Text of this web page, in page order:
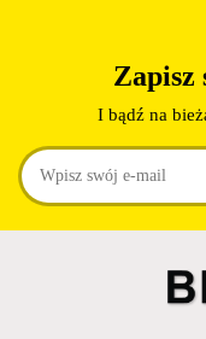
Zapisz
I bądź na